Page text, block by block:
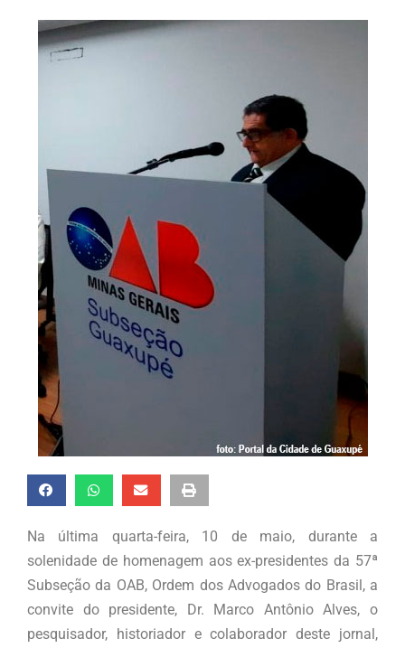
Na última quarta-feira, 10 de maio, durante a
solenidade de homenagem aos ex-presidentes da 57ª
Subseção da OAB, Ordem dos Advogados do Brasil, a
convite do presidente, Dr. Marco Antônio Alves, o
pesquisador, historiador e colaborador deste jornal,